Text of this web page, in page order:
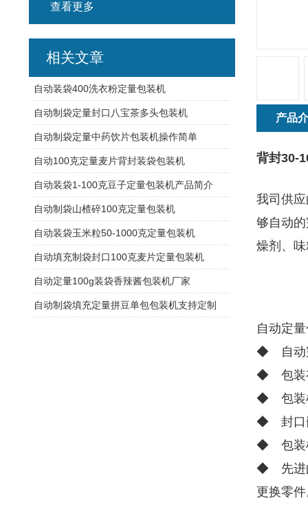
产品
背封30-
我司供
够自动
燥剂、
自动定
◆ 自动
◆ 包装
◆ 包装
◆ 封口
◆ 包装
◆ 先进
更换零
查看更多
相关文章
自动装袋400洗衣粉定量包装机
自动制袋定量封口八宝茶多头包装机
自动制袋定量中药饮片包装机操作简单
自动100克定量麦片背封装袋包装机
自动装袋1-100克豆子定量包装机产品简介
自动制袋山楂碎100克定量包装机
自动装袋玉米粒50-1000克定量包装机
自动填充制袋封口100克麦片定量包装机
自动定量100g装袋香辣酱包装机厂家
自动制袋填充定量拼豆单包包装机支持定制